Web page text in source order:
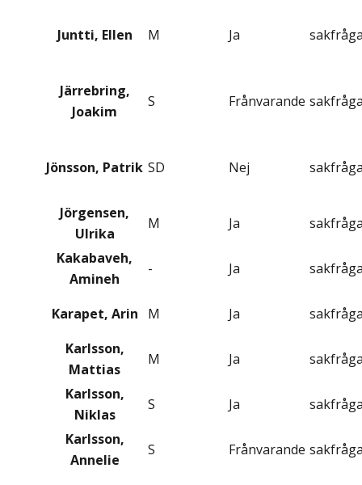
Juntti, Ellen M Ja
Järrebring,
Joakim
S Frånvarande
Jönsson, Patrik SD Nej
Jörgensen,
Ulrika
M Ja
Kakabaveh,
Amineh
- Ja
Karapet, Arin M Ja
Karlsson,
Mattias
M Ja
Karlsson,
Niklas
S Ja
Karlsson,
Annelie
S Frånvarande